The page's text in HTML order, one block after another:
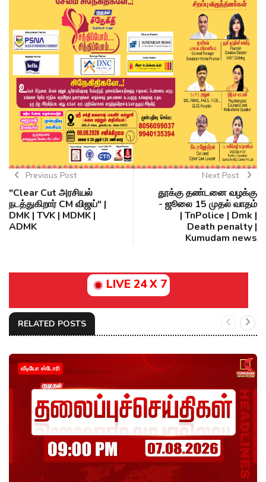
Previous Post
"Clear Cut அரசியல்
நடத்துகிறார் CM விஜய்" |
DMK | TVK | MDMK |
ADMK
Next Post
தூக்கு தண்டனை வழக்கு
- ஜூலை 15 முதல் வாதம்
| TnPolice | Dmk |
Death penalty |
Kumudam news
LIVE 24 X 7
RELATED POSTS
வீடியோ ஸ்டோரி